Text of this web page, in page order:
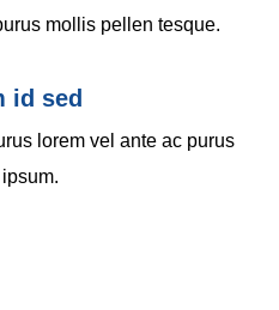
mollis pellen tesque.
id sed
lorem vel ante ac purus